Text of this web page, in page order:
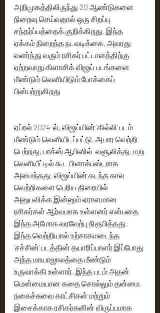
அறிமுகத்திலிருந்து 20 ஆண்டுகளை
நிறைவு செய்வதால் ஒரு சிறப்பு
சந்தர்ப்பத்தைக் குறிக்கிறது. இந்த
ஏக்கம் நிறைந்த நடவடிக்கை, அவரது
வளர்ந்து வரும் ரசிகர் பட்டாளத்திற்கு
ஏற்றவாறு கிளாசிக் விஜய் படங்களை
மீண்டும் வெளியிடும் போக்கைப்
பின்பற்றுகிறது
ஏப்ரல் 2024-ல், விஜய்யின் 'கில்லி' படம்
மீண்டும் வெளியிடப்பட்டு, அபார வெற்றி
பெற்றது, பாக்ஸ் ஆபிஸில்  வசூலித்து, மறு
வெளியீட்டில் கூட பிளாக்பஸ்டராக
அமைந்தது. விஜய்யின் கடந்த கால
வெற்றிகளை பெரிய திரையில்
அனுபவிக்க இன்னும் ஏராளமான
ரசிகர்கள் ஆர்வமாக உள்ளனர் என்பதை
இந்த அமோக வரவேற்பு நிரூபித்தது.
இந்த வெற்றியால் உற்சாகமடைந்த
'சச்சின்' படத்தின் தயாரிப்பாளர் இப்போது
அந்த மாயாஜாலத்தை மீண்டும்
உருவாக்கி உள்ளார். இந்த படம் அதன்
மென்மையான கதை சொல்லும் தன்மை,
நகைச்சுவை காட்சிகள் மற்றும்
இசைக்காக ரசிகர்களின் விருப்பமாக